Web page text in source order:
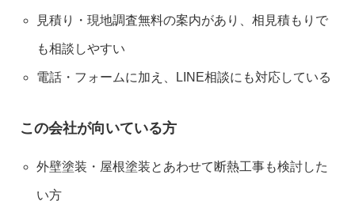
見積り・現地調査無料の案内があり、相見積もりで
も相談しやすい
電話・フォームに加え、LINE相談にも対応している
この会社が向いている方
外壁塗装・屋根塗装とあわせて断熱工事も検討した
い方